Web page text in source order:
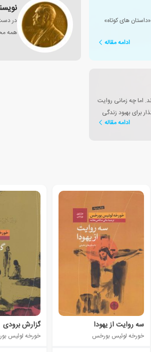
های کوتاه»
ادامه مقاله
در
همه
اما چه زمانی روایت
برای بهبود زندگی
ادامه مقاله
سه روایت از یهودا
خورخه لوئیس بورخس
گزارش برودی
خورخه لوئیس